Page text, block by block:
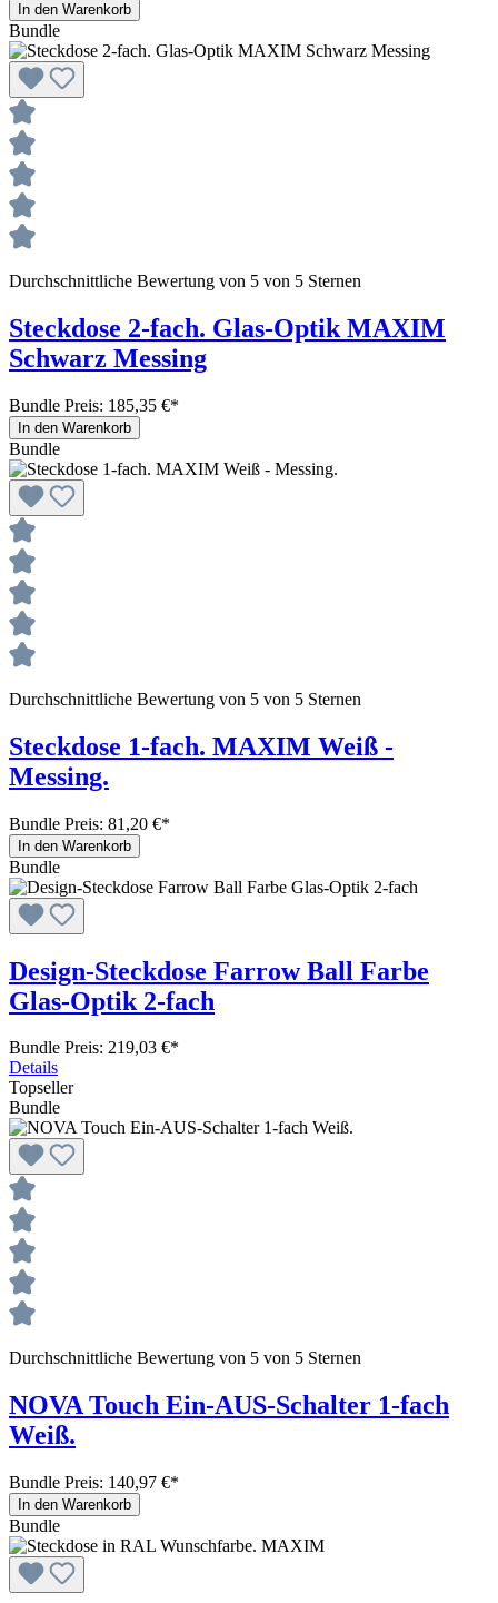
In den Warenkorb
Bundle
Durchschnittliche Bewertung von 5 von 5 Sternen
Steckdose 2-fach. Glas-Optik MAXIM
Schwarz Messing
Bundle Preis: 185,35 €*
In den Warenkorb
Bundle
Durchschnittliche Bewertung von 5 von 5 Sternen
Steckdose 1-fach. MAXIM Weiß -
Messing.
Bundle Preis: 81,20 €*
In den Warenkorb
Bundle
Design-Steckdose Farrow Ball Farbe
Glas-Optik 2-fach
Bundle Preis: 219,03 €*
Details
Topseller
Bundle
Durchschnittliche Bewertung von 5 von 5 Sternen
NOVA Touch Ein-AUS-Schalter 1-fach
Weiß.
Bundle Preis: 140,97 €*
In den Warenkorb
Bundle